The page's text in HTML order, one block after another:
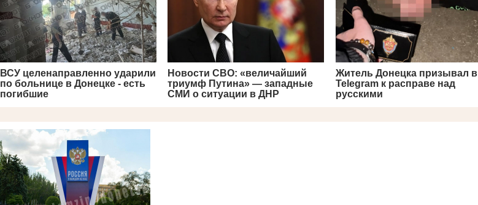
ВСУ целенаправленно ударили
по больнице в Донецке - есть
погибшие
Новости СВО: «величайший
триумф Путина» — западные
СМИ о ситуации в ДНР
Житель Донецка призывал в
Telegram к расправе над
русскими